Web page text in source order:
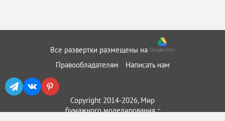
Все развертки размещены на
Правообладателям
Написать нам
Copyright 2014-2026, Мир
бумажного моделирования ::